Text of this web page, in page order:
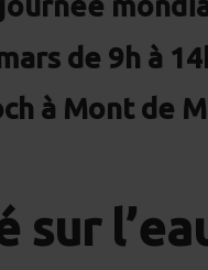
de 9h à
à Mont de
sur